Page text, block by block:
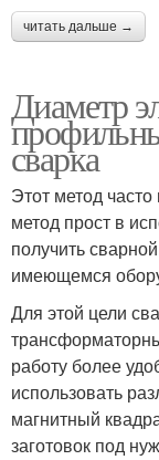
читать дальше →
Диаметр
сварка
Этот метод
метод прост в
получить
имеющемся
Для этой цели
работу более
использовать
магнитный
заготовок под